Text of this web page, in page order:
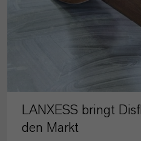
LANXESS bringt
den Markt